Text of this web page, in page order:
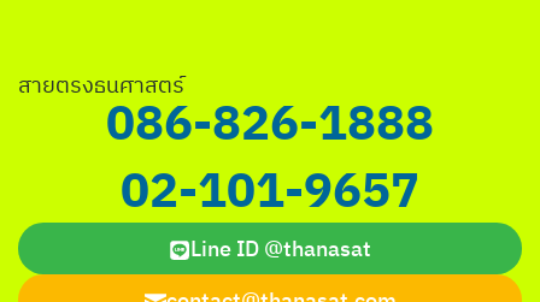
สายตรงธนศาสตร์
086-826-1888
02-101-9657
Line ID @thanasat